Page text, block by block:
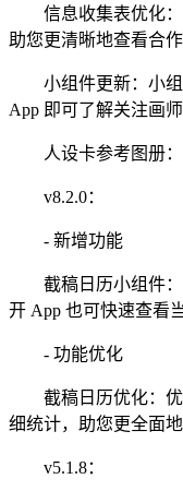
信息收集表优化：
助您更清晰地查看合作
小组件更新：小组
App 即可了解关注画
人设卡参考图册：
v8.2.0：
- 新增功能
截稿日历小组件：
开 App 也可快速查看
- 功能优化
截稿日历优化：优
细统计，助您更全面
v5.1.8：